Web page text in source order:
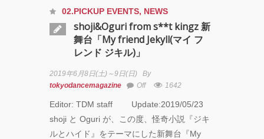
02.PICKUP EVENTS, NEWS
shoji&Oguri from s**t kingz 新
舞台「My friend Jekyll(マイ フ
レンド ジキル)」
2019年6月8日(土)～9日(日)
By
tokyodancemagazine
Off 1642
Editor: TDM staff Update:2019/05/23
shoji と Oguri が、この度、怪奇小説『ジキ
ルとハイド』をテーマにした新舞台『My